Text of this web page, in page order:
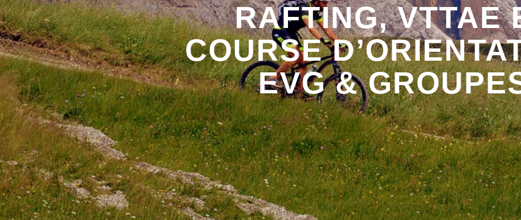
RAFTING, VTTAE
COURSE
EVG &